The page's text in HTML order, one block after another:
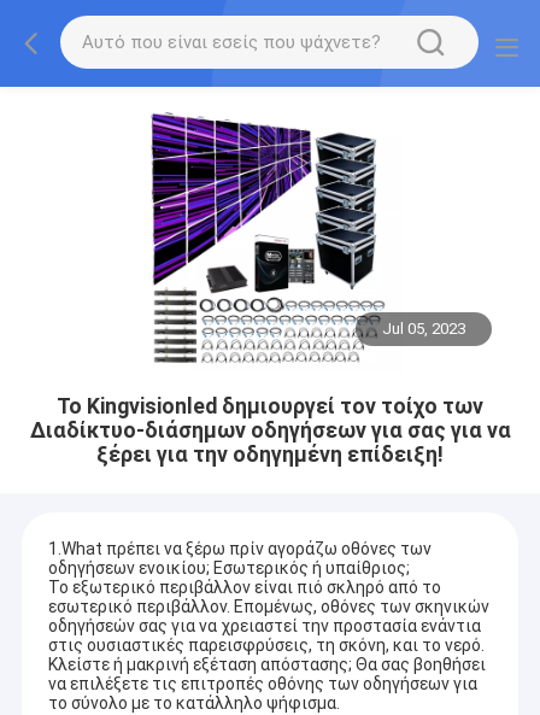
Jul 05, 2023
Το Kingvisionled δημιουργεί τον τοίχο των
Διαδίκτυο-διάσημων οδηγήσεων για σας για να
ξέρει για την οδηγημένη επίδειξη!
1.What πρέπει να ξέρω πρίν αγοράζω οθόνες των
οδηγήσεων ενοικίου; Εσωτερικός ή υπαίθριος;
Το εξωτερικό περιβάλλον είναι πιό σκληρό από το
εσωτερικό περιβάλλον. Επομένως, οθόνες των σκηνικών
οδηγήσεών σας για να χρειαστεί την προστασία ενάντια
στις ουσιαστικές παρεισφρύσεις, τη σκόνη, και το νερό.
Κλείστε ή μακρινή εξέταση απόστασης; Θα σας βοηθήσει
να επιλέξετε τις επιτροπές οθόνης των οδηγήσεων για
το σύνολο με το κατάλληλο ψήφισμα.